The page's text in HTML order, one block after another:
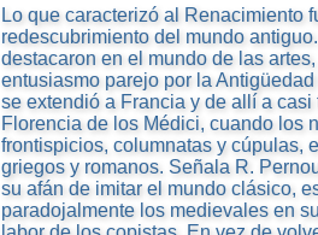
Lo que caracterizó al Renacimiento
redescubrimiento del mundo
destacaron en el mundo de las
entusiasmo parejo por la
se extendió a Francia y de allí a
Florencia de los Médici, cuando los
frontispicios, columnatas y cúpulas,
griegos y romanos. Señala R.
su afán de imitar el mundo clásico,
paradojalmente los medievales en